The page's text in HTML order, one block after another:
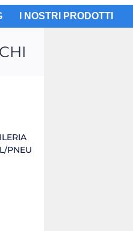
I NOSTRI PRODOTTI
PNEU